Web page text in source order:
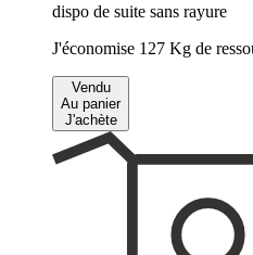
dispo de suite sans rayure
J'économise 127 Kg de
Vendu
Au panier
J'achète